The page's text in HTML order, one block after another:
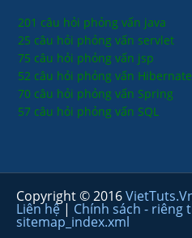
201 câu hỏi phỏng vấn java
25 câu hỏi phỏng vấn servlet
75 câu hỏi phỏng vấn jsp
52 câu hỏi phỏng vấn Hibernate
70 câu hỏi phỏng vấn Spring
57 câu hỏi phỏng vấn SQL
Copyright © 2016
Liên hệ| Chính sách - riêng
sitemap_index.xml